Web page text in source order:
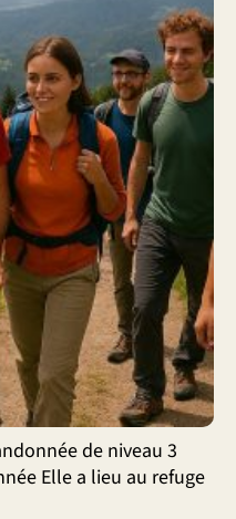
de niveau 3
Elle a lieu au refuge